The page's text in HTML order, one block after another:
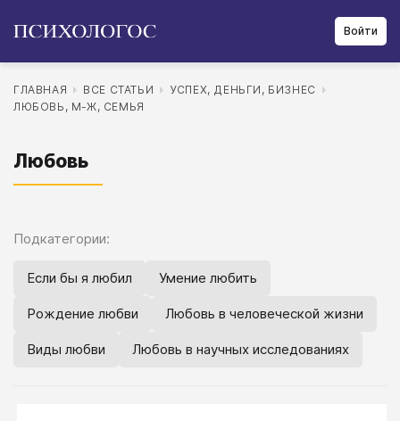
Войти
ГЛАВНАЯ ВСЕ СТАТЬИ
УСПЕХ, ДЕНЬГИ, БИЗНЕС
ЛЮБОВЬ, М-Ж, СЕМЬЯ
Любовь
Подкатегории:
Если бы я любил Умение любить
Рождение любви Любовь в человеческой жизни
Виды любви Любовь в научных исследованиях